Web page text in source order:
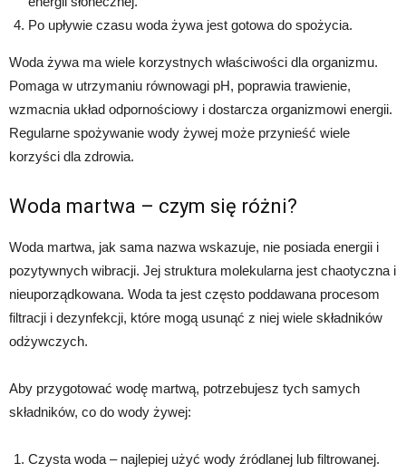
Po upływie czasu woda żywa jest gotowa do spożycia.
Woda żywa ma wiele korzystnych właściwości dla organizmu.
Pomaga w utrzymaniu równowagi pH, poprawia trawienie,
wzmacnia układ odpornościowy i dostarcza organizmowi energii.
Regularne spożywanie wody żywej może przynieść wiele
korzyści dla zdrowia.
Woda martwa – czym się różni?
Woda martwa, jak sama nazwa wskazuje, nie posiada energii i
pozytywnych wibracji. Jej struktura molekularna jest chaotyczna i
nieuporządkowana. Woda ta jest często poddawana procesom
filtracji i dezynfekcji, które mogą usunąć z niej wiele składników
odżywczych.
Aby przygotować wodę martwą, potrzebujesz tych samych
składników, co do wody żywej:
Czysta woda – najlepiej użyć wody źródlanej lub filtrowanej.